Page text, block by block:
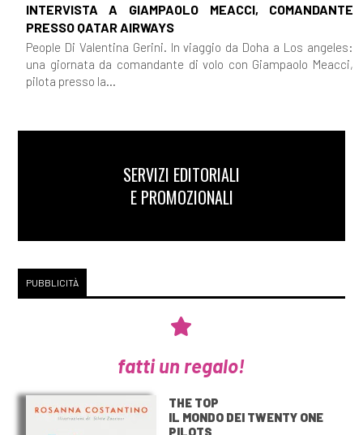
INTERVISTA A GIAMPAOLO MEACCI, COMANDANTE
PRESSO QATAR AIRWAYS
People Di Valentina Gerini. In viaggio da Doha a Los angeles:
una giornata da comandante di volo con Giampaolo Meacci,
pilota presso la...
SERVIZI EDITORIALI
E PROMOZIONALI
PUBBLICITÀ
fatti un regalo!
THE TOP
IL MONDO DEI TWENTY ONE
PILOTS